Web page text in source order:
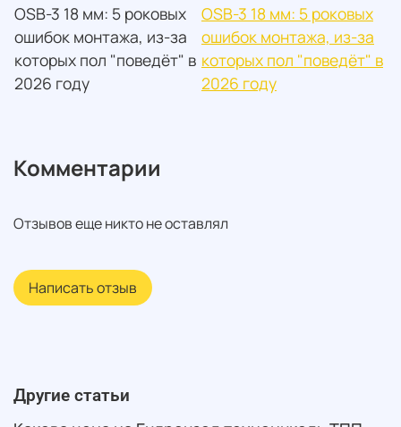
OSB-3 18 мм: 5 роковых
ошибок монтажа, из-за
которых пол "поведёт" в
2026 году
OSB-3 18 мм: 5 роковых
ошибок монтажа, из-за
которых пол "поведёт" в
2026 году
Комментарии
Отзывов еще никто не оставлял
Написать отзыв
Другие статьи